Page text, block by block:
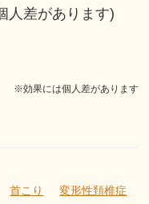
人差があります)
※効果には個人差があります
首こり
変形性頚椎症